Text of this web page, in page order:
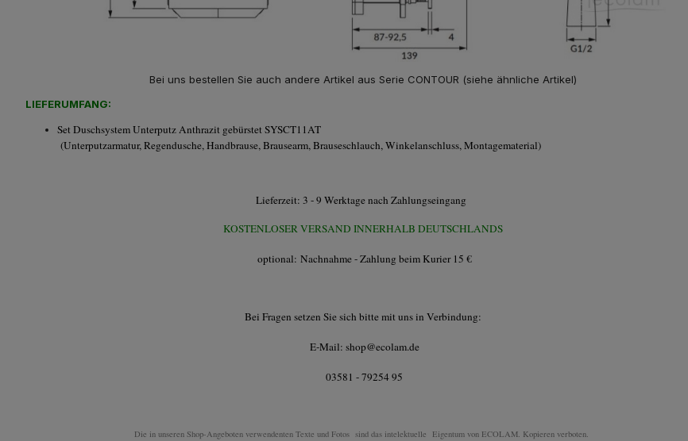
Bei uns bestellen Sie auch andere Artikel aus Serie CONTOUR (siehe ähnliche Artikel)
LIEFERUMFANG:
Set Duschsystem Unterputz Anthrazit gebürstet SYSCT11AT
(Unterputzarmatur, Regendusche, Handbrause, Brausearm, Brauseschlauch, Winkelanschluss, Montagematerial)
Lieferzeit: 3 - 9 Werktage nach Zahlungseingang
KOSTENLOSER VERSAND INNERHALB DEUTSCHLANDS
optional: Nachnahme - Zahlung beim Kurier 15 €
Bei Fragen setzen Sie sich bitte mit uns in Verbindung:
E-Mail: shop@ecolam.de
03581 - 79254 95
Die in unseren Shop-Angeboten verwendenten Texte und Fotos sind das intelektuelle Eigentum von ECOLAM. Kopieren verboten.